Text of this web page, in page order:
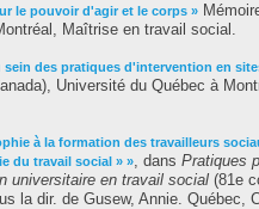
le pouvoir d'agir et le corps »
Maîtrise en travail social.
sein des pratiques d'intervention en
Université du Québec à
à la formation des travailleurs
du travail social » », dans Pratiques
universitaire en travail social (81e
la dir. de Gusew, Annie. Québec,